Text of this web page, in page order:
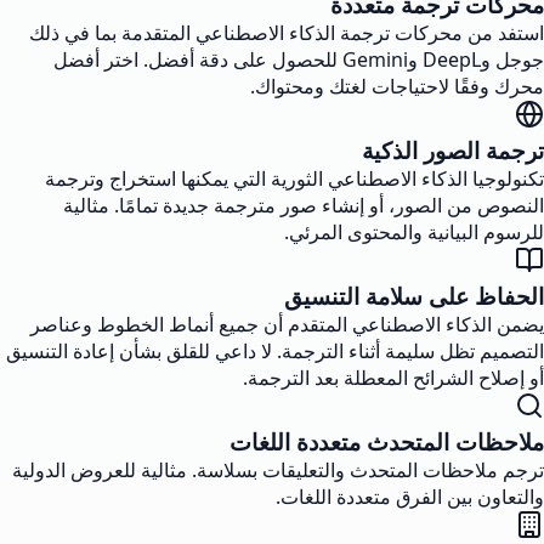
استفد من محركات ترجمة الذكاء الاصطناعي المتقدمة بما في ذلك
جوجل وDeepL وGemini للحصول على دقة أفضل. اختر أفضل
محرك وفقًا لاحتياجات لغتك ومحتواك.
ترجمة الصور الذكية
تكنولوجيا الذكاء الاصطناعي الثورية التي يمكنها استخراج وترجمة
النصوص من الصور، أو إنشاء صور مترجمة جديدة تمامًا. مثالية
للرسوم البيانية والمحتوى المرئي.
الحفاظ على سلامة التنسيق
يضمن الذكاء الاصطناعي المتقدم أن جميع أنماط الخطوط وعناصر
التصميم تظل سليمة أثناء الترجمة. لا داعي للقلق بشأن إعادة التنسيق
أو إصلاح الشرائح المعطلة بعد الترجمة.
ملاحظات المتحدث متعددة اللغات
ترجم ملاحظات المتحدث والتعليقات بسلاسة. مثالية للعروض الدولية
والتعاون بين الفرق متعددة اللغات.